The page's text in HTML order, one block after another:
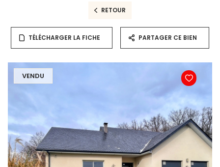
RETOUR
TÉLÉCHARGER LA FICHE PARTAGER CE BIEN
VENDU